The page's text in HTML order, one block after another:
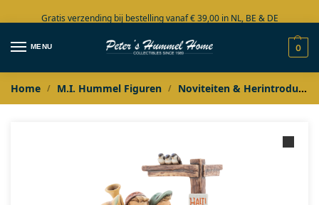
Gratis verzending bij bestelling vanaf € 39,00 in NL, BE & DE
Grote collectie in voorraad
MENU 0
Home / M.I. Hummel Figuren / Noviteiten & Herintroducties